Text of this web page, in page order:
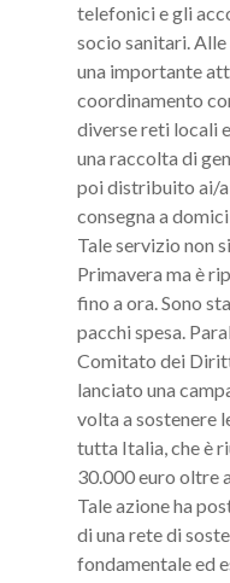
telefonici e gli
socio sanitari.
una importante
coordinamento
diverse reti locali
una raccolta di
poi distribuito ai/
consegna a
Tale servizio non
Primavera ma è
fino a ora. Sono
pacchi spesa.
Comitato dei
lanciato una
volta a sostenere
tutta Italia, che è
30.000 euro oltre
Tale azione ha
di una rete di
fondamentale ed